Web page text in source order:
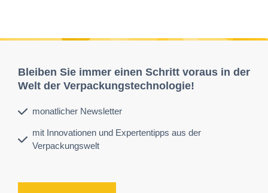
Bleiben Sie immer einen Schritt voraus in der
Welt der Verpackungstechnologie!
monatlicher Newsletter
mit Innovationen und Expertentipps aus der
Verpackungswelt